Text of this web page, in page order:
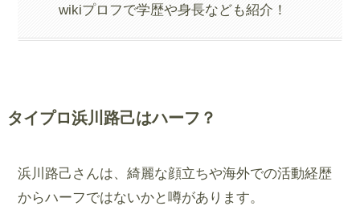
wikiプロフで学歴や身長なども紹介！
タイプロ浜川路己はハーフ？
浜川路己さんは、綺麗な顔立ちや海外での活動経歴
からハーフではないかと噂があります。